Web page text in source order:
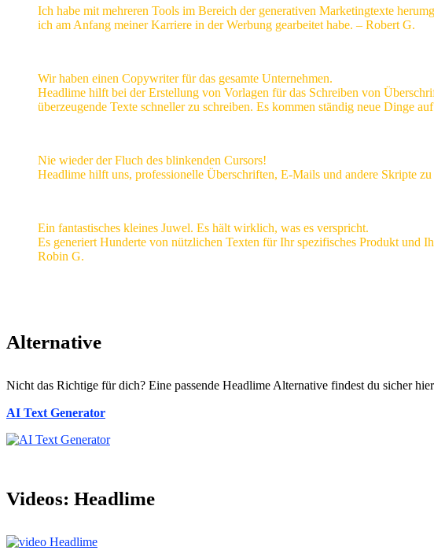
Ich habe mit mehreren Tools im Bereich der generativen Marketingtexte
ich am Anfang meiner Karriere in der Werbung gearbeitet habe. – Robert G.
Wir haben einen Copywriter für das gesamte Unternehmen.
Headlime hilft bei der Erstellung von Vorlagen für das Schreiben von
überzeugende Texte schneller zu schreiben. Es kommen ständig neue Dinge
Nie wieder der Fluch des blinkenden Cursors!
Headlime hilft uns, professionelle Überschriften, E-Mails und andere Skripte
Ein fantastisches kleines Juwel. Es hält wirklich, was es verspricht.
Es generiert Hunderte von nützlichen Texten für Ihr spezifisches Produkt
Robin G.
Alternative
Nicht das Richtige für dich? Eine passende Headlime Alternative findest du sicher
AI Text Generator
Videos: Headlime